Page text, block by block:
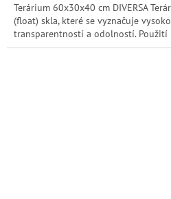
Terárium 60x30x40 cm DIVERSA
(float) skla, které se vyznačuje
transparentností a odolností. Použití